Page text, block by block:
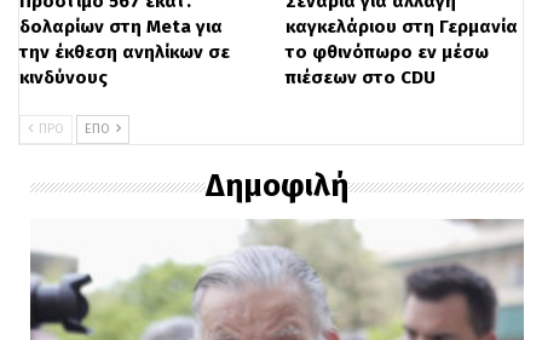
δολαρίων στη Meta για
την έκθεση ανηλίκων σε
κινδύνους
καγκελάριου στη Γερμανία
το φθινόπωρο εν μέσω
πιέσεων στο CDU
ΠΡΟ ΕΠΌ
Δημοφιλή